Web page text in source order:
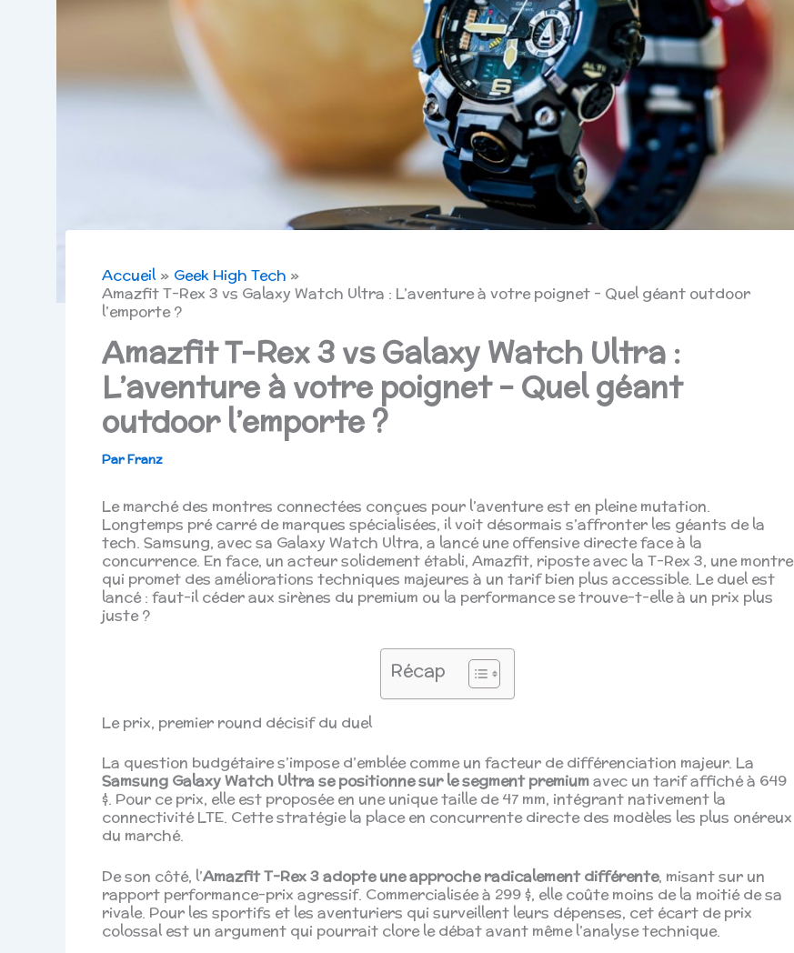
Accueil
Geek High Tech
Amazfit T-Rex 3 vs Galaxy Watch Ultra : L’aventure à votre poignet – Quel géant outdoor
l’emporte ?
Amazfit T-Rex 3 vs Galaxy Watch Ultra :
L’aventure à votre poignet – Quel géant
outdoor l’emporte ?
ParFranz
Le marché des montres connectées conçues pour l’aventure est en pleine mutation.
Longtemps pré carré de marques spécialisées, il voit désormais s’affronter les géants de la
tech. Samsung, avec sa Galaxy Watch Ultra, a lancé une offensive directe face à la
concurrence. En face, un acteur solidement établi, Amazfit, riposte avec la T-Rex 3, une montre
qui promet des améliorations techniques majeures à un tarif bien plus accessible. Le duel est
lancé : faut-il céder aux sirènes du premium ou la performance se trouve-t-elle à un prix plus
juste ?
Récap
Le prix, premier round décisif du duel
La question budgétaire s’impose d’emblée comme un facteur de différenciation majeur. La
Samsung Galaxy Watch Ultra se positionne sur le segment premiumavec un tarif affiché à 649
$. Pour ce prix, elle est proposée en une unique taille de 47 mm, intégrant nativement la
connectivité LTE. Cette stratégie la place en concurrente directe des modèles les plus onéreux
du marché.
De son côté, l’Amazfit T-Rex 3 adopte une approche radicalement différente, misant sur un
rapport performance-prix agressif. Commercialisée à 299 $, elle coûte moins de la moitié de sa
rivale. Pour les sportifs et les aventuriers qui surveillent leurs dépenses, cet écart de prix
colossal est un argument qui pourrait clore le débat avant même l’analyse technique.